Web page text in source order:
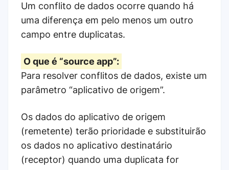
Um conflito de dados ocorre quando há
uma diferença em pelo menos um outro
campo entre duplicatas.
O que é “source app”:
Para resolver conflitos de dados, existe um
parâmetro “aplicativo de origem”.
Os dados do aplicativo de origem
(remetente) terão prioridade e substituirão
os dados no aplicativo destinatário
(receptor) quando uma duplicata for